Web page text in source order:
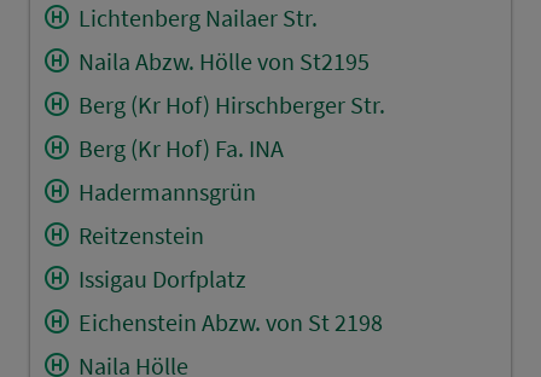
Lichtenberg Nailaer Str.
Naila Abzw. Hölle von St2195
Berg (Kr Hof) Hirschberger Str.
Berg (Kr Hof) Fa. INA
Hadermannsgrün
Reitzenstein
Issigau Dorfplatz
Eichenstein Abzw. von St 2198
Naila Hölle